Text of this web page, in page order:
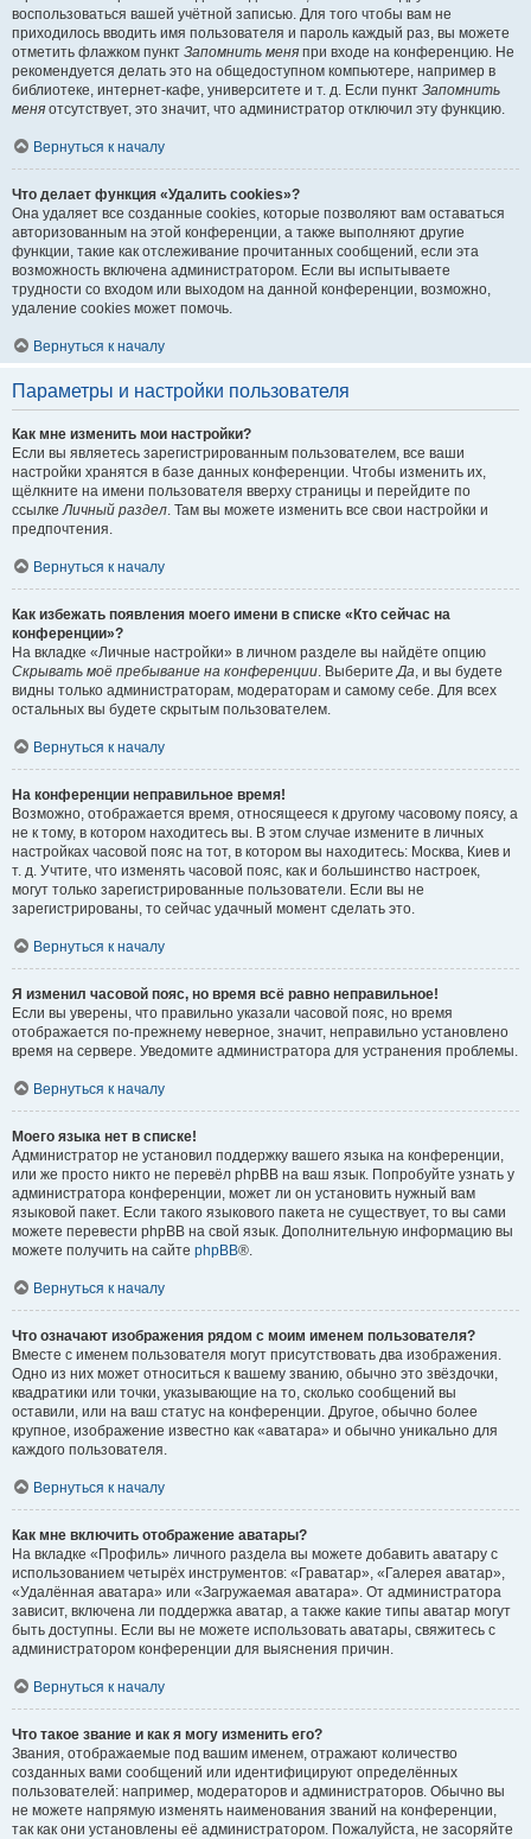
воспользоваться вашей учётной записью. Для того чтобы вам не
приходилось вводить имя пользователя и пароль каждый раз, вы можете
отметить флажком пункт Запомнить меня при входе на конференцию. Не
рекомендуется делать это на общедоступном компьютере, например в
библиотеке, интернет-кафе, университете и т. д. Если пункт Запомнить
меня отсутствует, это значит, что администратор отключил эту функцию.
Вернуться к началу
Что делает функция «Удалить cookies»?
Она удаляет все созданные cookies, которые позволяют вам оставаться
авторизованным на этой конференции, а также выполняют другие
функции, такие как отслеживание прочитанных сообщений, если эта
возможность включена администратором. Если вы испытываете
трудности со входом или выходом на данной конференции, возможно,
удаление cookies может помочь.
Вернуться к началу
Параметры и настройки пользователя
Как мне изменить мои настройки?
Если вы являетесь зарегистрированным пользователем, все ваши
настройки хранятся в базе данных конференции. Чтобы изменить их,
щёлкните на имени пользователя вверху страницы и перейдите по
ссылкеЛичный раздел. Там вы можете изменить все свои настройки и
предпочтения.
Вернуться к началу
Как избежать появления моего имени в списке «Кто сейчас на
конференции»?
На вкладке «Личные настройки» в личном разделе вы найдёте опцию
Скрывать моё пребывание на конференции. ВыберитеДа, и вы будете
видны только администраторам, модераторам и самому себе. Для всех
остальных вы будете скрытым пользователем.
Вернуться к началу
На конференции неправильное время!
Возможно, отображается время, относящееся к другому часовому поясу, а
не к тому, в котором находитесь вы. В этом случае измените в личных
настройках часовой пояс на тот, в котором вы находитесь: Москва, Киев и
т. д. Учтите, что изменять часовой пояс, как и большинство настроек,
могут только зарегистрированные пользователи. Если вы не
зарегистрированы, то сейчас удачный момент сделать это.
Вернуться к началу
Я изменил часовой пояс, но время всё равно неправильное!
Если вы уверены, что правильно указали часовой пояс, но время
отображается по-прежнему неверное, значит, неправильно установлено
время на сервере. Уведомите администратора для устранения проблемы.
Вернуться к началу
Моего языка нет в списке!
Администратор не установил поддержку вашего языка на конференции,
или же просто никто не перевёл phpBB на ваш язык. Попробуйте узнать у
администратора конференции, может ли он установить нужный вам
языковой пакет. Если такого языкового пакета не существует, то вы сами
можете перевести phpBB на свой язык. Дополнительную информацию вы
можете получить на сайте phpBB®.
Вернуться к началу
Что означают изображения рядом с моим именем пользователя?
Вместе с именем пользователя могут присутствовать два изображения.
Одно из них может относиться к вашему званию, обычно это звёздочки,
квадратики или точки, указывающие на то, сколько сообщений вы
оставили, или на ваш статус на конференции. Другое, обычно более
крупное, изображение известно как «аватара» и обычно уникально для
каждого пользователя.
Вернуться к началу
Как мне включить отображение аватары?
На вкладке «Профиль» личного раздела вы можете добавить аватару с
использованием четырёх инструментов: «Граватар», «Галерея аватар»,
«Удалённая аватара» или «Загружаемая аватара». От администратора
зависит, включена ли поддержка аватар, а также какие типы аватар могут
быть доступны. Если вы не можете использовать аватары, свяжитесь с
администратором конференции для выяснения причин.
Вернуться к началу
Что такое звание и как я могу изменить его?
Звания, отображаемые под вашим именем, отражают количество
созданных вами сообщений или идентифицируют определённых
пользователей: например, модераторов и администраторов. Обычно вы
не можете напрямую изменять наименования званий на конференции,
так как они установлены её администратором. Пожалуйста, не засоряйте